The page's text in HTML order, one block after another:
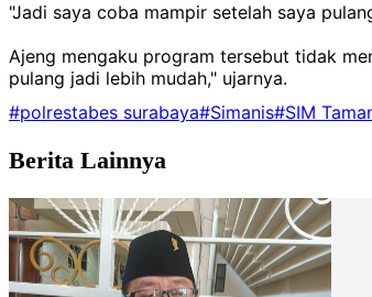
"Jadi saya coba mampir setelah saya
Ajeng mengaku program tersebut tidak
pulang jadi lebih mudah," ujarnya.
#polrestabes surabaya#Simanis#SIM
Berita Lainnya